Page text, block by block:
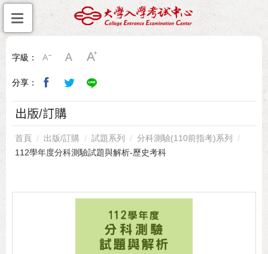
字級：
分享：
出版/訂購
首頁 出版/訂購 試題系列
分科測驗(110前指考)系列
112學年度分科測驗試題與解析-歷史考科